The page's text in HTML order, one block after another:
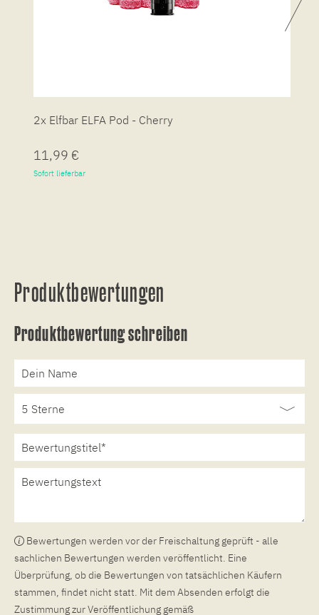
2x Elfbar ELFA Pod - Cherry
11,99 €
Sofort lieferbar
Produktbewertungen
Produktbewertung schreiben
Bewertungen werden vor der Freischaltung geprüft - alle
sachlichen Bewertungen werden veröffentlicht. Eine
Überprüfung, ob die Bewertungen von tatsächlichen Käufern
stammen, findet nicht statt. Mit dem Absenden erfolgt die
Zustimmung zur Veröffentlichung gemäß